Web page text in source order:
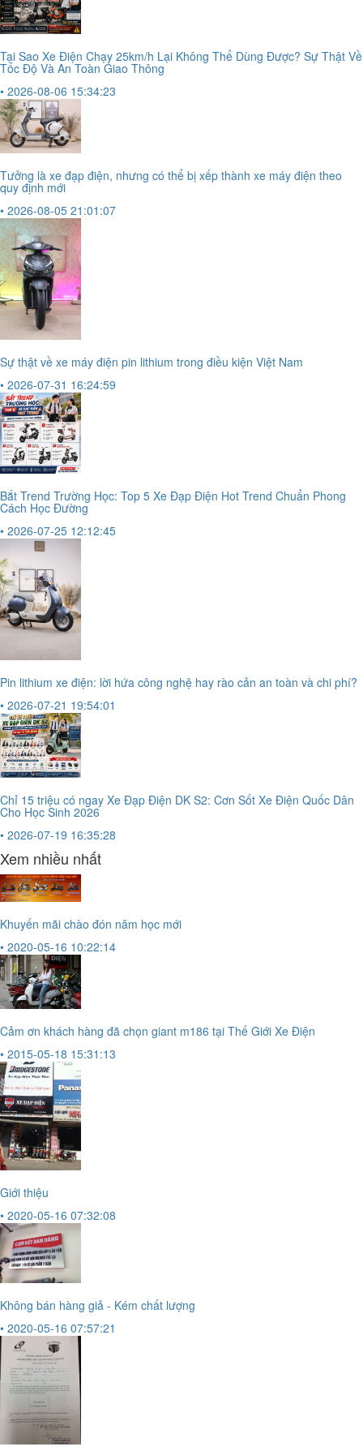
Tại Sao Xe Điện Chạy 25km/h Lại Không Thể Dùng Được? Sự Thật Về
Tốc Độ Và An Toàn Giao Thông
• 2026-08-06 15:34:23
Tưởng là xe đạp điện, nhưng có thể bị xếp thành xe máy điện theo
quy định mới
• 2026-08-05 21:01:07
Sự thật về xe máy điện pin lithium trong điều kiện Việt Nam
• 2026-07-31 16:24:59
Bắt Trend Trường Học: Top 5 Xe Đạp Điện Hot Trend Chuẩn Phong
Cách Học Đường
• 2026-07-25 12:12:45
Pin lithium xe điện: lời hứa công nghệ hay rào cản an toàn và chi phí?
• 2026-07-21 19:54:01
Chỉ 15 triệu có ngay Xe Đạp Điện DK S2: Cơn Sốt Xe Điện Quốc Dân
Cho Học Sinh 2026
• 2026-07-19 16:35:28
Xem nhiều nhất
Khuyến mãi chào đón năm học mới
• 2020-05-16 10:22:14
Cảm ơn khách hàng đã chọn giant m186 tại Thế Giới Xe Điện
• 2015-05-18 15:31:13
Giới thiệu
• 2020-05-16 07:32:08
Không bán hàng giả - Kém chất lượng
• 2020-05-16 07:57:21